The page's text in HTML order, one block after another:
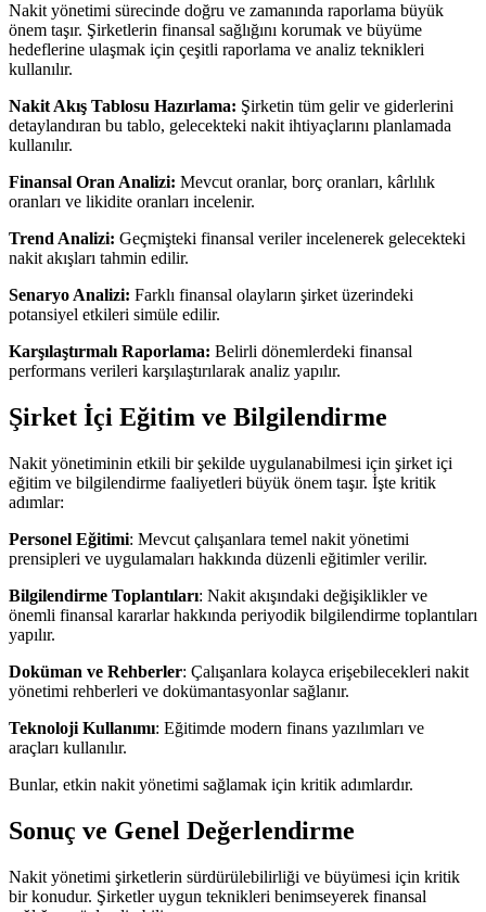
Nakit yönetimi sürecinde doğru ve zamanında raporlama büyük
önem taşır. Şirketlerin finansal sağlığını korumak ve büyüme
hedeflerine ulaşmak için çeşitli raporlama ve analiz teknikleri
kullanılır.
Nakit Akış Tablosu Hazırlama: Şirketin tüm gelir ve giderlerini
detaylandıran bu tablo, gelecekteki nakit ihtiyaçlarını planlamada
kullanılır.
Finansal Oran Analizi: Mevcut oranlar, borç oranları, kârlılık
oranları ve likidite oranları incelenir.
Trend Analizi: Geçmişteki finansal veriler incelenerek gelecekteki
nakit akışları tahmin edilir.
Senaryo Analizi: Farklı finansal olayların şirket üzerindeki
potansiyel etkileri simüle edilir.
Karşılaştırmalı Raporlama: Belirli dönemlerdeki finansal
performans verileri karşılaştırılarak analiz yapılır.
Şirket İçi Eğitim ve Bilgilendirme
Nakit yönetiminin etkili bir şekilde uygulanabilmesi için şirket içi
eğitim ve bilgilendirme faaliyetleri büyük önem taşır. İşte kritik
adımlar:
Personel Eğitimi: Mevcut çalışanlara temel nakit yönetimi
prensipleri ve uygulamaları hakkında düzenli eğitimler verilir.
Bilgilendirme Toplantıları: Nakit akışındaki değişiklikler ve
önemli finansal kararlar hakkında periyodik bilgilendirme toplantıları
yapılır.
Doküman ve Rehberler: Çalışanlara kolayca erişebilecekleri nakit
yönetimi rehberleri ve dokümantasyonlar sağlanır.
Teknoloji Kullanımı: Eğitimde modern finans yazılımları ve
araçları kullanılır.
Bunlar, etkin nakit yönetimi sağlamak için kritik adımlardır.
Sonuç ve Genel Değerlendirme
Nakit yönetimi şirketlerin sürdürülebilirliği ve büyümesi için kritik
bir konudur. Şirketler uygun teknikleri benimseyerek finansal